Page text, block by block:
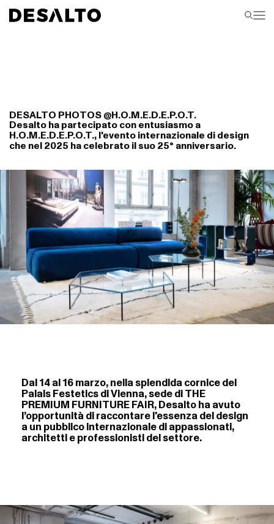
DESALTO PHOTOS @H.O.M.E.D.E.P.O.T.
Desalto ha partecipato con entusiasmo a
H.O.M.E.D.E.P.O.T., l'evento internazionale di design
che nel 2025 ha celebrato il suo 25° anniversario.
Dal 14 al 16 marzo, nella splendida cornice del
Palais Festetics di Vienna, sede di THE
PREMIUM FURNITURE FAIR, Desalto ha avuto
l’opportunità di raccontare l'essenza del design
a un pubblico internazionale di appassionati,
architetti e professionisti del settore.